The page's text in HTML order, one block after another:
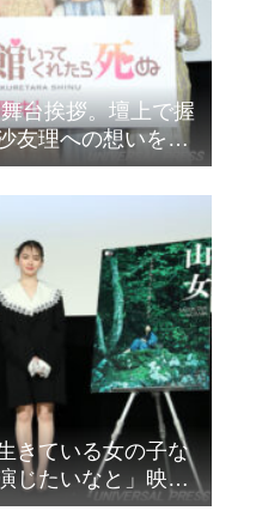
台挨拶。壇上で握
友理への想いをア
きている女の子な
じたいなと」映画